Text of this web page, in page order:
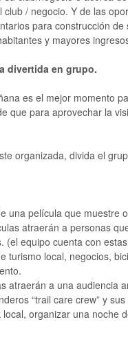
/ negocio. Y de las
para construcción
y mayores
divertida en grupo.
es el mejor momento
que para aprovechar la
organizada, divida el
una película que muestre
atraerán a personas
(el equipo cuenta con
turismo local, negocios,
atraerán a una audiencia
“trail care crew” y
organizar una noche